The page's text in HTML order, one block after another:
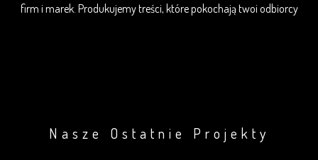
firm i marek. Produkujemy treści, które pokochają twoi odbiorcy
Nasze Ostatnie Projekty